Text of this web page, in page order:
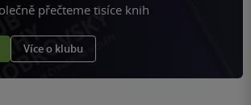
přečteme tisíce knih
Více o klubu